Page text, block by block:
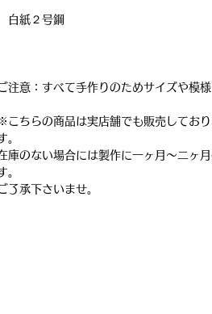
白紙２号鋼
注意： すべて手作りのためサイズや模
こちらの商品は実店舗でも販売してお
。
庫のない場合には製作に一ヶ月～二ヶ
。
了承下さいませ。